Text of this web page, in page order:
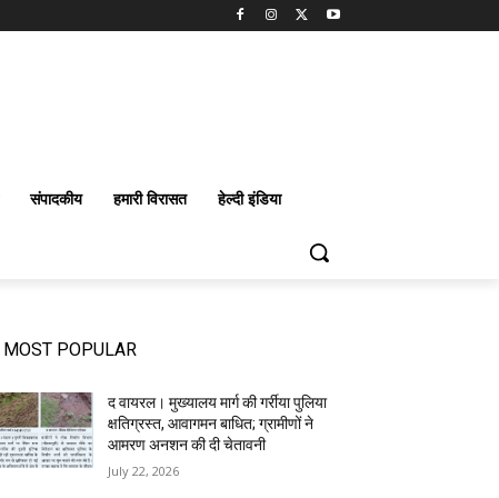
संपादकीय हमारी विरासत हेल्दी इंडिया
MOST POPULAR
द वायरल। मुख्यालय मार्ग की गर्रीया पुलिया
क्षतिग्रस्त, आवागमन बाधित; ग्रामीणों ने
आमरण अनशन की दी चेतावनी
July 22, 2026